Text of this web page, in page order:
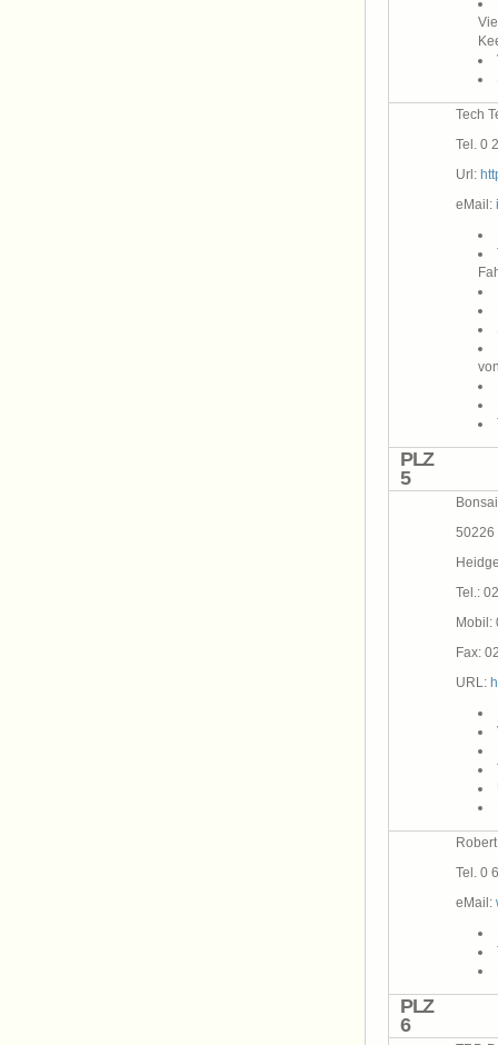
Tech
Tel. 0
Url:
eMail:
PLZ
5
50226
Tel.:
Mobil:
Fax:
URL:
Tel. 0
eMail:
PLZ
6